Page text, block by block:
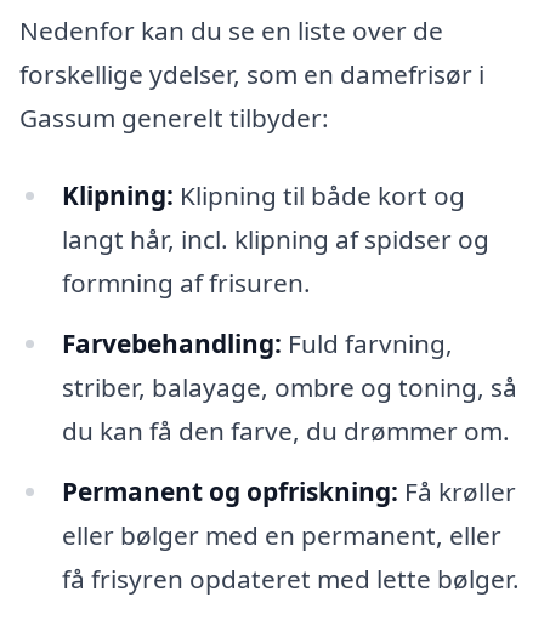
Nedenfor kan du se en liste over de
forskellige ydelser, som en damefrisør i
Gassum generelt tilbyder:
Klipning: Klipning til både kort og
langt hår, incl. klipning af spidser og
formning af frisuren.
Farvebehandling: Fuld farvning,
striber, balayage, ombre og toning, så
du kan få den farve, du drømmer om.
Permanent og opfriskning: Få krøller
eller bølger med en permanent, eller
få frisyren opdateret med lette bølger.